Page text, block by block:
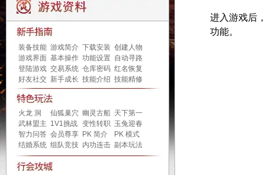
装备技能 游戏简介 下载安装 创建人物
游戏界面 基本操作 功能设置 自动寻路
登陆游戏 交易系统 仓库密码 红名恢复
好友社交 新手成长 技能介绍 技能精修
火龙 洞 仙狐巢穴 幽灵古船 天下第一
武林盟主 1V1挑战 变性转职 玉兔迎春
智力问答 会员尊享 PK 简介
PK 模式
结婚系统 组队竞技 内功连击 副本玩法
进入游戏后
功能。